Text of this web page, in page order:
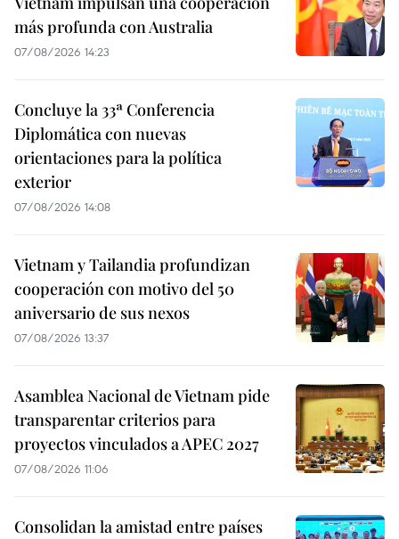
más profunda con Australia
07/08/2026 14:23
Concluye la 33ª Conferencia
Diplomática con nuevas
orientaciones para la política
exterior
07/08/2026 14:08
Vietnam y Tailandia profundizan
cooperación con motivo del 50
aniversario de sus nexos
07/08/2026 13:37
Asamblea Nacional de Vietnam pide
transparentar criterios para
proyectos vinculados a APEC 2027
07/08/2026 11:06
Consolidan la amistad entre países